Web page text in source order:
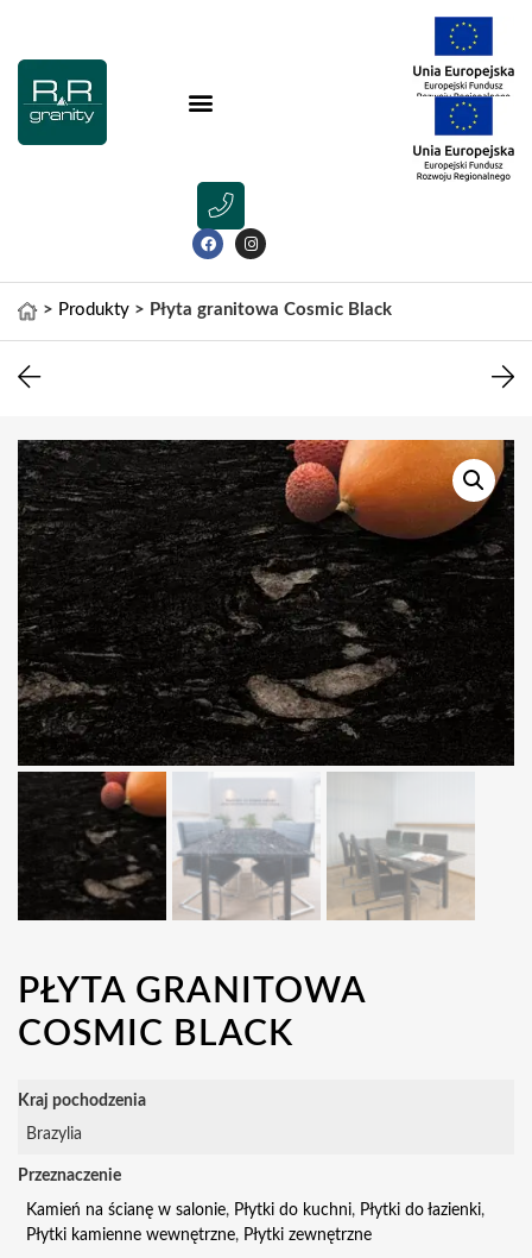
> Produkty > Płyta granitowa Cosmic Black
PŁYTA GRANITOWA
COSMIC BLACK
Kraj pochodzenia
Brazylia
Przeznaczenie
Kamień na ścianę w salonie, Płytki do kuchni, Płytki do łazienki,
Płytki kamienne wewnętrzne, Płytki zewnętrzne